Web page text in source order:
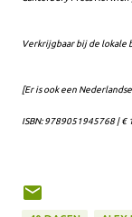
Verkrijgbaar bij de lokale
[Er is ook een
ISBN: 9789051945768 | €